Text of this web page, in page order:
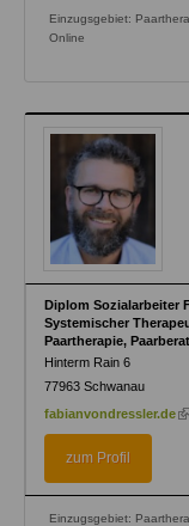
Einzugsgebiet:
Online
Diplom Sozialarbeiter
Systemischer
Paartherapie,
Hinterm Rain 6
77963 Schwanau
fabianvondressler.de
zum Profil
Einzugsgebiet: